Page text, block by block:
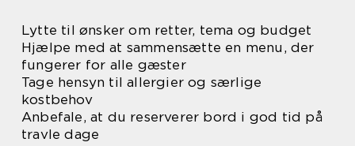
Lytte til ønsker om retter, tema og budget
Hjælpe med at sammensætte en menu, der
fungerer for alle gæster
Tage hensyn til allergier og særlige
kostbehov
Anbefale, at du reserverer bord i god tid på
travle dage